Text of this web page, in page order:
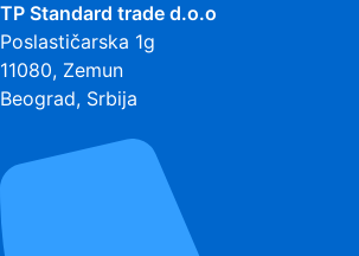
TP Standard trade d.o.o
Poslastičarska 1g
11080, Zemun
Beograd, Srbija